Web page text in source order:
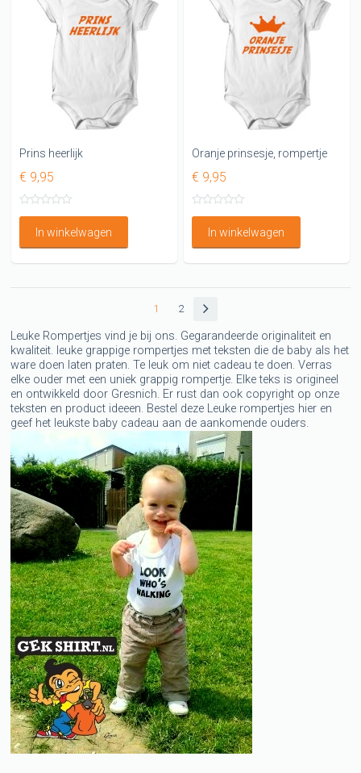
Prins heerlijk
€ 9,95
In winkelwagen
Oranje prinsesje, rompertje
€ 9,95
In winkelwagen
1 2
Leuke Rompertjes vind je bij ons. Gegarandeerde originaliteit en
kwaliteit. leuke grappige rompertjes met teksten die de baby als het
ware doen laten praten. Te leuk om niet cadeau te doen. Verras
elke ouder met een uniek grappig rompertje. Elke teks is origineel
en ontwikkeld door Gresnich. Er rust dan ook copyright op onze
teksten en product ideeen. Bestel deze Leuke rompertjes hier en
geef het leukste baby cadeau aan de aankomende ouders.